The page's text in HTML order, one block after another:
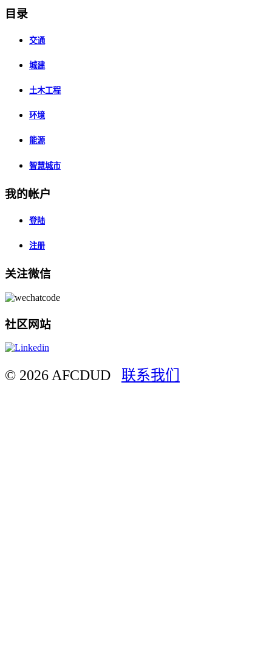
目录
交通
城建
土木工程
环境
能源
智慧城市
我的帐户
登陆
注册
关注微信
社区网站
© 2026 AFCDUD 联系我们